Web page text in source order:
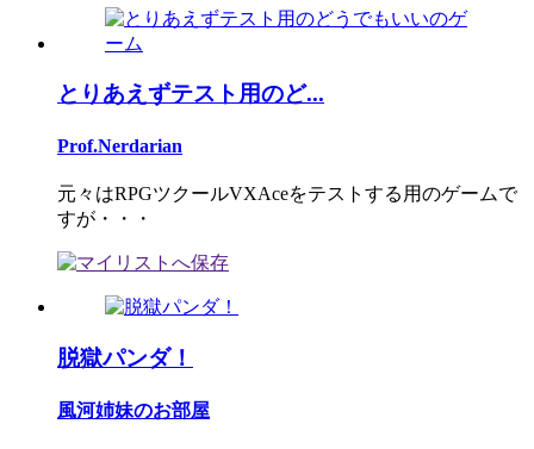
とりあえずテスト用のど...
Prof.Nerdarian
元々はRPGツクールVXAceをテストする用のゲームで
すが・・・
脱獄パンダ！
風河姉妹のお部屋